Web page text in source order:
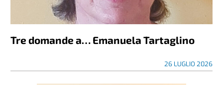
Tre domande a… Emanuela Tartaglino
26 LUGLIO 2026